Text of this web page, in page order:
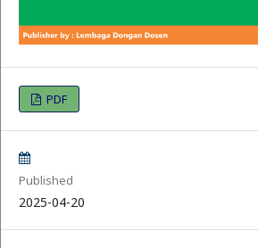
PDF
Published
2025-04-20